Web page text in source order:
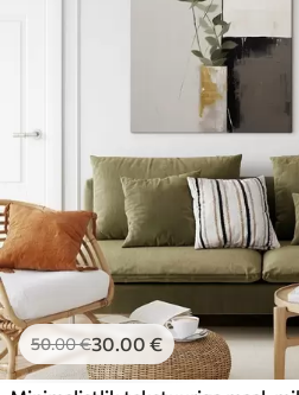
50.00€30.00 €